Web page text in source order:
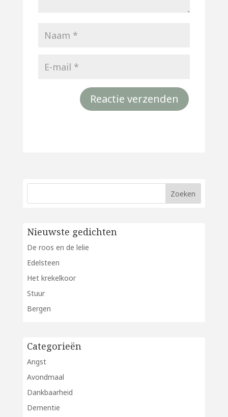
Nieuwste gedichten
De roos en de lelie
Edelsteen
Het krekelkoor
Stuur
Bergen
Categorieën
Angst
Avondmaal
Dankbaarheid
Dementie